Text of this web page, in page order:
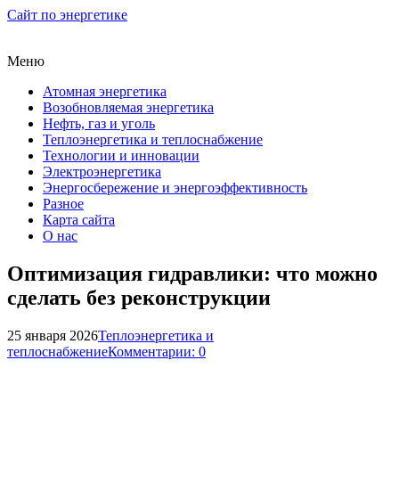
Сайт по энергетике
Меню
Атомная энергетика
Возобновляемая энергетика
Нефть, газ и уголь
Теплоэнергетика и теплоснабжение
Технологии и инновации
Электроэнергетика
Энергосбережение и энергоэффективность
Разное
Карта сайта
О нас
Оптимизация гидравлики: что можно
сделать без реконструкции
25 января 2026Теплоэнергетика и
теплоснабжениеКомментарии: 0